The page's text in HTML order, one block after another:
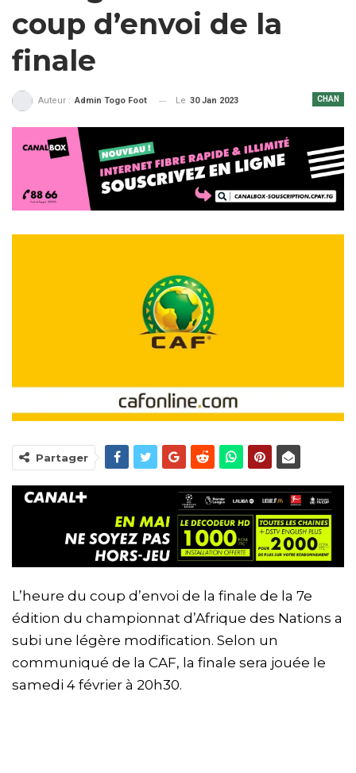
coup d’envoi de la
finale
CHAN
Auteur : Admin Togo Foot Le 30 Jan 2023
Partager
L’heure du coup d’envoi de la finale de la 7e
édition du championnat d’Afrique des Nations a
subi une légère modification. Selon un
communiqué de la CAF, la finale sera jouée le
samedi 4 février à 20h30.